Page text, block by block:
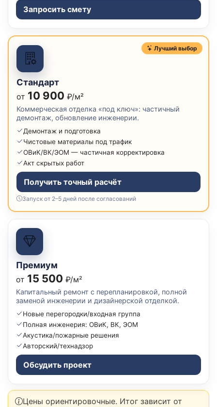
Запросить смету
Лучший выбор
Стандарт
от 10 900 ₽/м²
Коммерческая отделка «под ключ»: частичный
демонтаж, обновление инженерии.
Демонтаж и подготовка
Чистовые материалы под трафик
ОВиК/ВК/ЭОМ — частичная корректировка
Акт скрытых работ
Получить точный расчёт
Запуск от 2–5 дней после согласований
Премиум
от 15 500 ₽/м²
Капитальный ремонт с перепланировкой, полной
заменой инженерии и дизайнерской отделкой.
Новые перегородки/входная группа
Полная инженерия: ОВиК, ВК, ЭОМ
Акустика/пожарные решения
Авторский/технадзор
Обсудить проект
Цены ориентировочные. Итог зависит от